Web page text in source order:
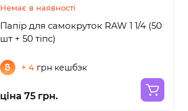
Немає в наявності
Папір для самокруток RAW 1 1/4 (50
шт + 50 тіпс)
+ 4 грн кешбэк
ціна 75 грн.